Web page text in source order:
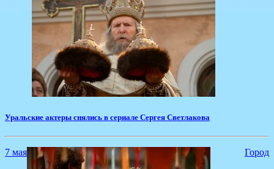
Уральские актеры снялись в сериале Сергея Светлакова
7 мая Город